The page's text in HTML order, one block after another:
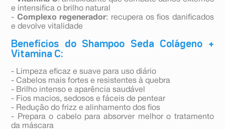
e intensifica o brilho natural
- Complexo regenerador: recupera os fios danificados
e devolve vitalidade
Benefícios do Shampoo Seda Colágeno +
Vitamina C:
- Limpeza eficaz e suave para uso diário
- Cabelos mais fortes e resistentes à quebra
- Brilho intenso e aparência saudável
- Fios macios, sedosos e fáceis de pentear
- Redução do frizz e alinhamento dos fios
- Prepara o cabelo para absorver melhor o tratamento
da máscara